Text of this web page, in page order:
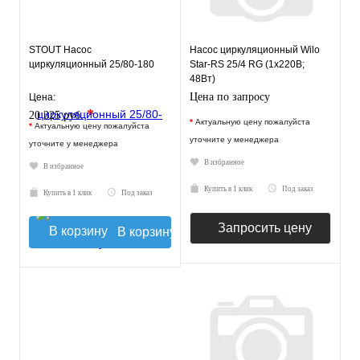
STOUT Насос
циркуляционный 25/80-180
Цена:
20 325 руб.*
* Актуальную цену пожалуйста
уточните у менеджера
В избранное
Купить в 1 клик Под заказ
В корзину
Насос циркуляционный Wilo
Star-RS 25/4 RG (1х220В;
48Вт)
Цена по запросу
* Актуальную цену пожалуйста
уточните у менеджера
В избранное
Купить в 1 клик Под заказ
Запросить цену